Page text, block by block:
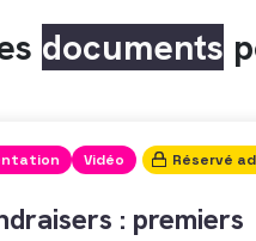
documents
Vidéo Réservé
: premiers